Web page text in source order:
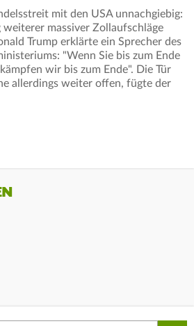
mit den USA unnachgiebig:
weiterer massiver Zollaufschläge
Trump erklärte ein Sprecher des
"Wenn Sie bis zum Ende
wir bis zum Ende". Die Tür
allerdings weiter offen, fügte der